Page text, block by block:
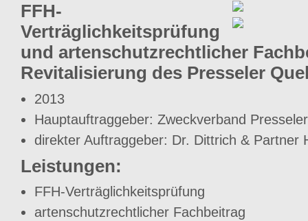
FFH-
Verträglichkeitsprüfung
und artenschutzrechtlicher
Revitalisierung des Presseler
2013
Hauptauftraggeber: Zweckverband
direkter Auftraggeber: Dr. Dittrich & Partner
Leistungen:
FFH-Verträglichkeitsprüfung
artenschutzrechtlicher Fachbeitrag